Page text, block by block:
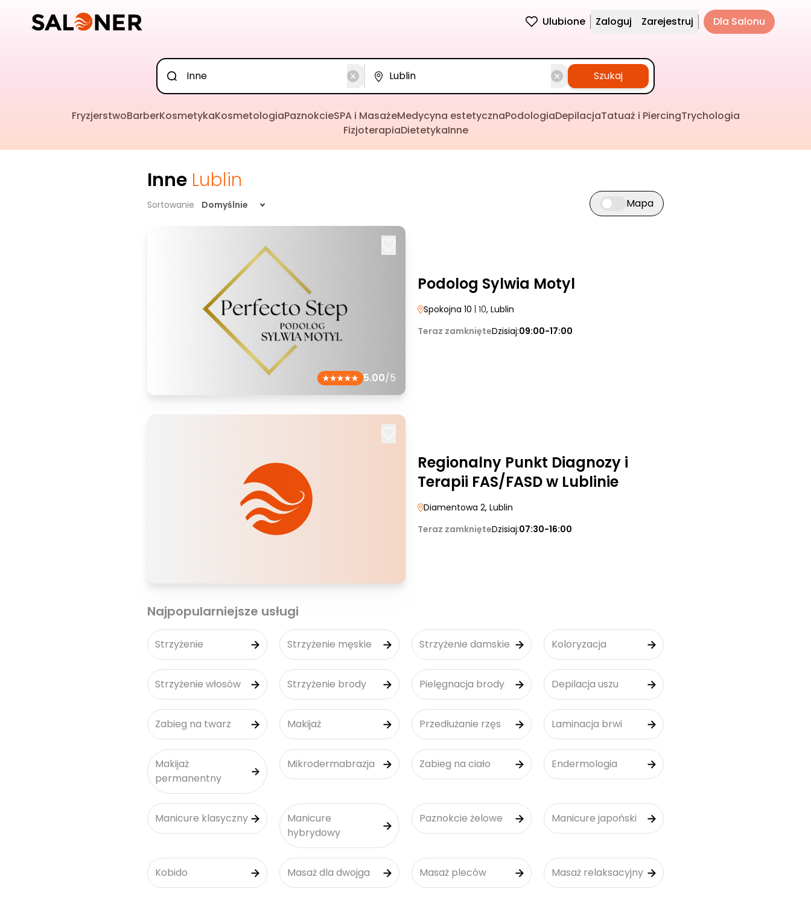
Ulubione Zaloguj Zarejestruj Dla Salonu
Szukaj
FryzjerstwoBarberKosmetykaKosmetologiaPaznokcieSPA i MasażeMedycyna estetycznaPodologiaDepilacjaTatuaż i PiercingTrychologia
FizjoterapiaDietetykaInne
Inne Lublin
Sortowanie Domyślnie Przełącz widok mapy
Mapa
5.00/5
Podolog Sylwia Motyl
Spokojna 10 | 10, Lublin
Teraz zamknięteDzisiaj:09:00-17:00
Regionalny Punkt Diagnozy i
Terapii FAS/FASD w Lublinie
Diamentowa 2, Lublin
Teraz zamknięteDzisiaj:07:30-16:00
Najpopularniejsze usługi
Strzyżenie Strzyżenie męskie Strzyżenie damskie Koloryzacja
Strzyżenie włosów Strzyżenie brody Pielęgnacja brody Depilacja uszu
Zabieg na twarz Makijaż Przedłużanie rzęs Laminacja brwi
Makijaż
permanentny
Mikrodermabrazja Zabieg na ciało Endermologia
Manicure klasyczny
Manicure
hybrydowy
Paznokcie żelowe Manicure japoński
Kobido Masaż dla dwojga Masaż pleców Masaż relaksacyjny